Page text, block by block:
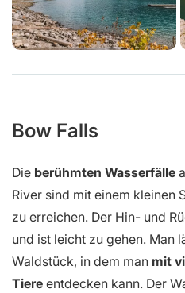
Bow Falls
Die berühmten Wasserfälle
River sind mit einem kleinen
zu erreichen. Der Hin- und
und ist leicht zu gehen. Man
Waldstück, in dem man mit
Tiere entdecken kann. Der